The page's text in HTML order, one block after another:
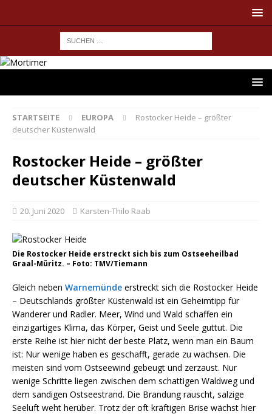
STARTSEITE EUROPA
Rostocker Heide – größter
deutscher Küstenwald
Rostocker Heide – größter
deutscher Küstenwald
20. Juni 2020 Karsten-Thilo Raab
Die Rostocker Heide erstreckt sich bis zum Ostseeheilbad
Graal-Müritz. – Foto: TMV/Tiemann
Gleich neben Warnemünde erstreckt sich die Rostocker Heide
– Deutschlands größter Küstenwald ist ein Geheimtipp für
Wanderer und Radler. Meer, Wind und Wald schaffen ein
einzigartiges Klima, das Körper, Geist und Seele guttut. Die
erste Reihe ist hier nicht der beste Platz, wenn man ein Baum
ist: Nur wenige haben es geschafft, gerade zu wachsen. Die
meisten sind vom Ostseewind gebeugt und zerzaust. Nur
wenige Schritte liegen zwischen dem schattigen Waldweg und
dem sandigen Ostseestrand. Die Brandung rauscht, salzige
Seeluft weht herüber. Trotz der oft kräftigen Brise wächst hier